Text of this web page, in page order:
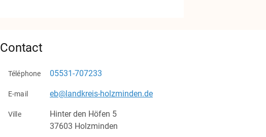
Contact
Téléphone 05531-707233
E-mail eb@landkreis-holzminden.de
Ville Hinter den Höfen 5
37603 Holzminden